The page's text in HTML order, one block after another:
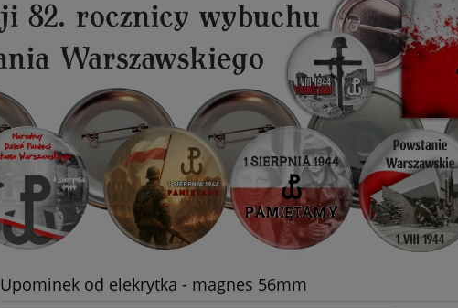
Upominek od elekrytka - magnes 56mm